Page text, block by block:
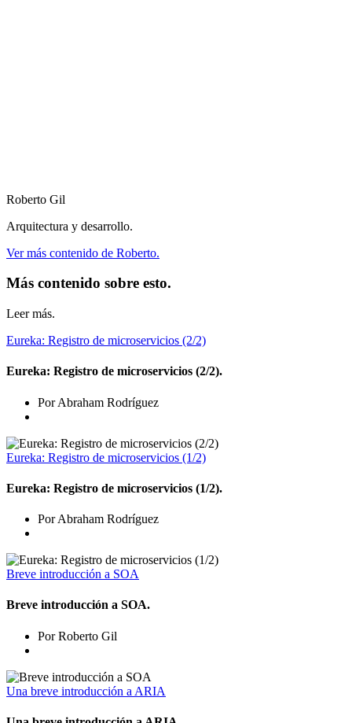
Roberto Gil
Arquitectura y desarrollo.
Ver más contenido de Roberto.
Más contenido sobre esto.
Leer más.
Eureka: Registro de microservicios (2/2)
Eureka: Registro de microservicios (2/2).
Por Abraham Rodríguez
Eureka: Registro de microservicios (1/2)
Eureka: Registro de microservicios (1/2).
Por Abraham Rodríguez
Breve introducción a SOA
Breve introducción a SOA.
Por Roberto Gil
Una breve introducción a ARIA